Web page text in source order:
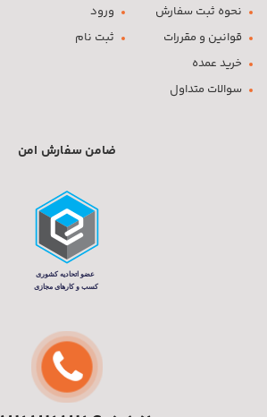
نحوه ثبت سفارش
قوانین و مقررات
خرید عمده
سوالات متداول
ورود
ثبت نام
ضامن سفارش امن